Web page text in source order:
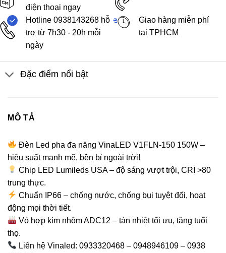
điện thoại ngay
Hotline 0938143268 hỗ
trợ từ 7h30 - 20h mỗi
ngày
Giao hàng miễn phí
tại TPHCM
Đặc điểm nổi bật
MÔ TẢ
Đèn Led pha đa năng VinaLED V1FLN-150 150W –
hiệu suất mạnh mẽ, bền bỉ ngoài trời!
Chip LED Lumileds USA – độ sáng vượt trội, CRI >80
trung thực.
Chuẩn IP66 – chống nước, chống bụi tuyệt đối, hoạt
động mọi thời tiết.
Vỏ hợp kim nhôm ADC12 – tản nhiệt tối ưu, tăng tuổi
thọ.
Liên hệ Vinaled: 0933320468 – 0948946109 – 0938